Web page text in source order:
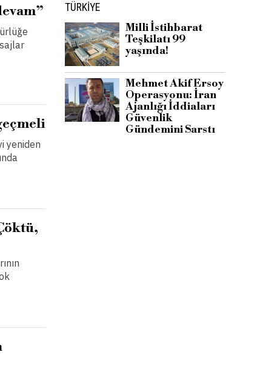
yeniden
TÜRKIYE
Milli İstihbarat
Teşkilatı 99
yaşında!
Mehmet Akif Ersoy
Operasyonu: İran
Ajanlığı İddiaları
Güvenlik
Gündemini Sarstı